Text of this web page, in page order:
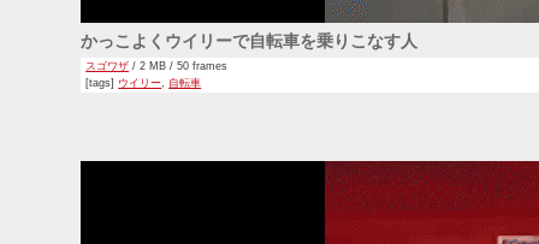
かっこよくウイリーで自転車を乗りこなす人
スゴワザ / 2 MB / 50 frames
[tags] ウイリー, 自転車